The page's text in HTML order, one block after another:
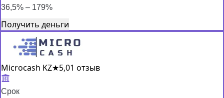
36,5% – 179%
Получить деньги
Microcash KZ★5,01 отзыв
Срок